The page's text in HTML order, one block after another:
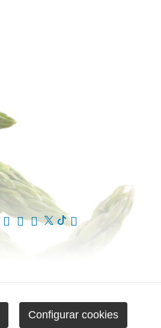
Configurar cookies